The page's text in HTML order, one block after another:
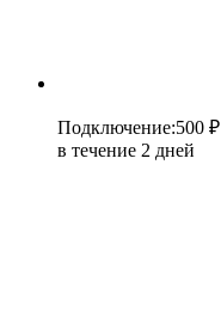
Подключение:500 ₽
в течение 2 дней